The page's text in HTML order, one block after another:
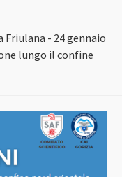
Friulana - 24 gennaio
lungo il confine